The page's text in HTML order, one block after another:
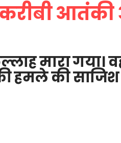
मारा
की साजिश